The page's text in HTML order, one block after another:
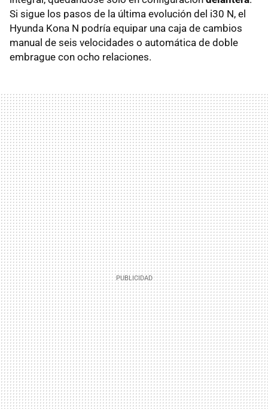
Si sigue los pasos de la última evolución del i30 N, el
Hyunda Kona N podría equipar una caja de cambios
manual de seis velocidades o automática de doble
embrague con ocho relaciones.